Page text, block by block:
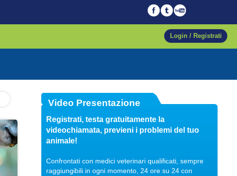
Login / Registrati
Video Presentazione
Registrati, testa gratuitamente la
videochiamata, previeni i problemi del tuo
animale!
Confrontati con medici veterinari qualificati, sempre
raggiungibili in ogni momento, 24 ore su 24 con
Veterinario di fiducia
Dott. Maurizio Albano
Guarda il video